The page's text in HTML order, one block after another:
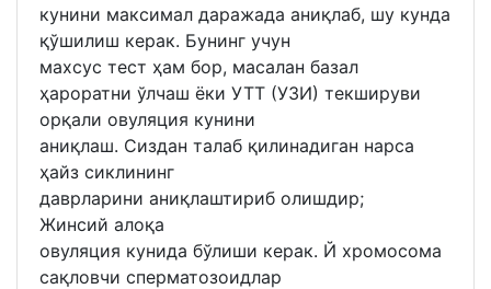
кунини максимал даражада аниқлаб, шу кунда
қўшилиш керак. Бунинг учун
махсус тест ҳам бор, масалан базал
ҳароратни ўлчаш ёки УТТ (УЗИ) текшируви
орқали овуляция кунини
аниқлаш. Сиздан талаб қилинадиган нарса
ҳайз сиклининг
даврларини аниқлаштириб олишдир;
Жинсий алоқа
овуляция кунида бўлиши керак. Й хромосома
сақловчи сперматозоидлар